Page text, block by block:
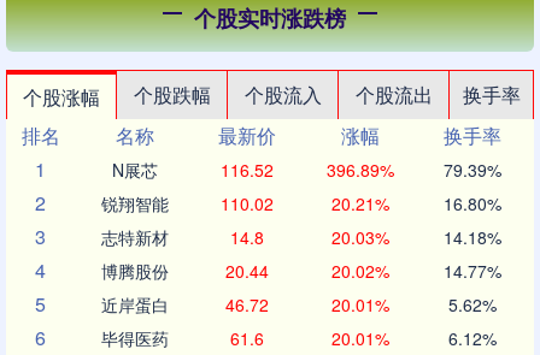
个股实时涨跌榜
个股涨幅 个股跌幅 个股流入 个股流出
换手率
排名
名称 最新价 涨幅
换手率
1
N展芯 116.52 396.89% 79.39%
2 锐翔智能 110.02 20.21% 16.80%
3 志特新材 14.8 20.03% 14.18%
4 博腾股份 20.44 20.02% 14.77%
5 近岸蛋白 46.72 20.01% 5.62%
6 毕得医药 61.6 20.01% 6.12%